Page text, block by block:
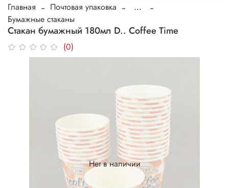
Главная Почтовая упаковка
...
Бумажные стаканы
Стакан бумажный 180мл D.. Coffee Time
(0)
Нет в наличии